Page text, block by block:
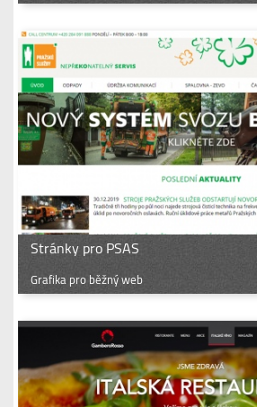
Stránky pro PSAS
Grafika pro běžný web